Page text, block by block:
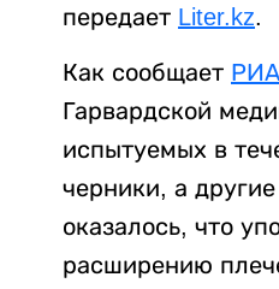
передает Liter.kz.
Как сообщает
Гарвардской
испытуемых в
черники, а
оказалось, что
расширению